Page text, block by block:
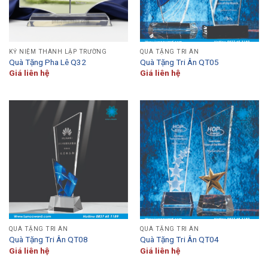
KỶ NIỆM THÀNH LẬP TRƯỜNG
Quà Tặng Pha Lê Q32
Giá liên hệ
QUÀ TẶNG TRI ÂN
Quà Tặng Tri Ân QT05
Giá liên hệ
QUÀ TẶNG TRI ÂN
Quà Tặng Tri Ân QT08
Giá liên hệ
QUÀ TẶNG TRI ÂN
Quà Tặng Tri Ân QT04
Giá liên hệ